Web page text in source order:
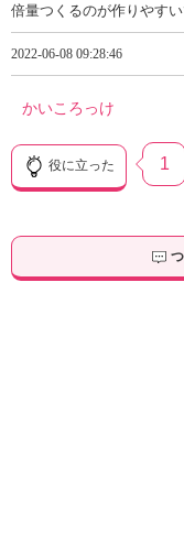
倍量つくるのが作りやすい
2022-06-08 09:28:46
かいころっけ
役に立った 1